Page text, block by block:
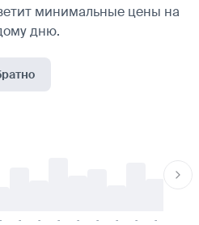
минимальные цены на
дню.
- - - - - - - - -